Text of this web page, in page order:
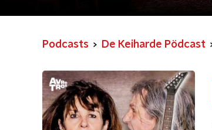
Podcasts De Keiharde Pödcast